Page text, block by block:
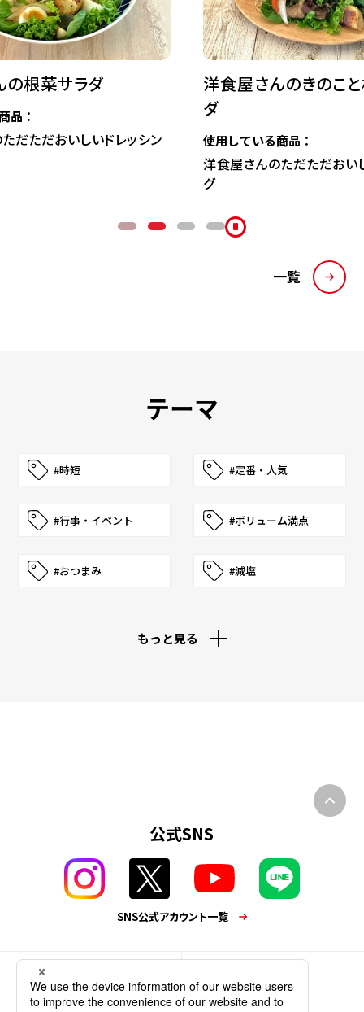
洋食屋さんのきのこと根菜のサラ
使用している商品：
洋食屋さんのただただおいしいドレッシン
ヤム
一覧
テーマ
#時短 #定番・人気
#行事・イベント #ボリューム満点
#おつまみ #減塩
もっと見る
公式SNS
SNS公式アカウント一覧
業務用商品 企業情報